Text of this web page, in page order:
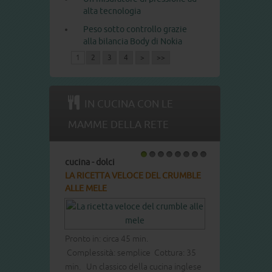
alta tecnologia
Peso sotto controllo grazie
alla bilancia Body di Nokia
1 2 3 4 > >>
MAMME DELLA RETE
RICETTA VELOCE DEL CRUMBLE
in: circa 45 min.
semplice Cottura: 35
Un classico della cucina inglese
LA RICETTA DEL COTTON CAKE
Pronto in: circa 60 min.
Dolce leggero e soffice buono
ogni occasione.